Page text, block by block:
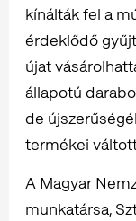
kínálták fel a
érdeklődő
újat
állapotú
de
termékei
A Magyar
munkatársa,